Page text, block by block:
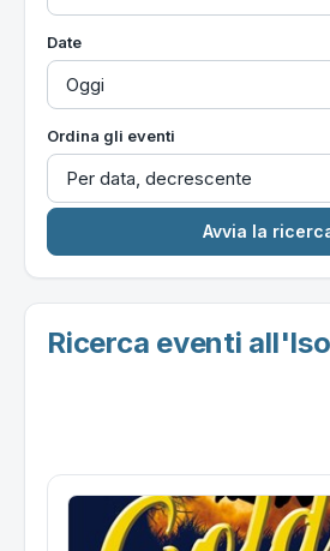
Date
Ordina gli eventi
Ricerca eventi